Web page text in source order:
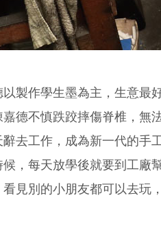
製作學生墨為主，生意最
德不慎跌跤摔傷脊椎，無
去工作，成為新一代的手
候，每天放學後就要到工廠
看見別的小朋友都可以去玩